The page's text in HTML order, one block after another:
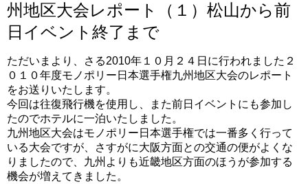
州地区大会レポート（１）松山から前
日イベント終了まで
ただいまより、さる2010年１０月２４日に行われました２
０１０年度モノポリー日本選手権九州地区大会のレポート
をお送りいたします。
今回は往復飛行機を使用し、また前日イベントにも参加し
たのでホテルに一泊いたしました。
九州地区大会はモノポリー日本選手権では一番多く行って
いる大会ですが、さすがに大阪方面との交通の便がよくな
りましたので、九州よりも近畿地区方面のほうが参加する
機会が増えてきました。